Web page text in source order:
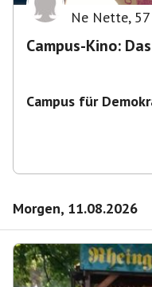
Ne Nette, 57
Campus-Kino:
Campus für
Morgen, 11.08.2026